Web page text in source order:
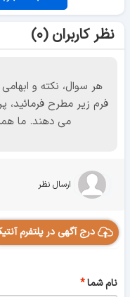
نظر کاربران (۰)
هر سوال، نکته و
فرم زیر مطرح
می دهند. ما
ارسال نظر
درج آگهی در پلتفرم
نام شما